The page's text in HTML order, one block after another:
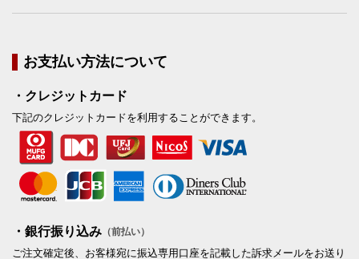
お支払い方法について
・クレジットカード
下記のクレジットカードを利用することができます。
・銀行振り込み （前払い）
ご注文確定後、お客様宛に振込専用口座を記載した訴求メールをお送り